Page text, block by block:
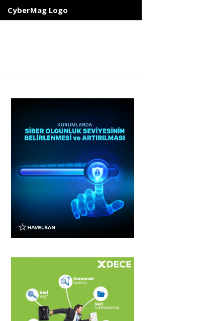
CyberMag Logo